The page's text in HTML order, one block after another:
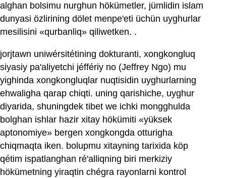
alghan bolsimu nurghun hökümetler, jümlidin islam
dunyasi özlirining dölet menpe'eti üchün uyghurlar
mesilisini «qurbanliq» qiliwetken. .
jorjtawn uniwérsitétining dokturanti, xongkongluq
siyasiy pa'aliyetchi jéffériy no (Jeffrey Ngo) mu
yighinda xongkongluqlar nuqtisidin uyghurlarning
ehwaligha qarap chiqti. uning qarishiche, uyghur
diyarida, shuningdek tibet we ichki mongghulda
bolghan ishlar hazir xitay hökümiti «yüksek
aptonomiye» bergen xongkongda otturigha
chiqmaqta iken. bolupmu xitayning tarixida köp
qétim ispatlanghan ré'alliqning biri merkiziy
hökümetning yiraqtin chégra rayonlarni kontrol